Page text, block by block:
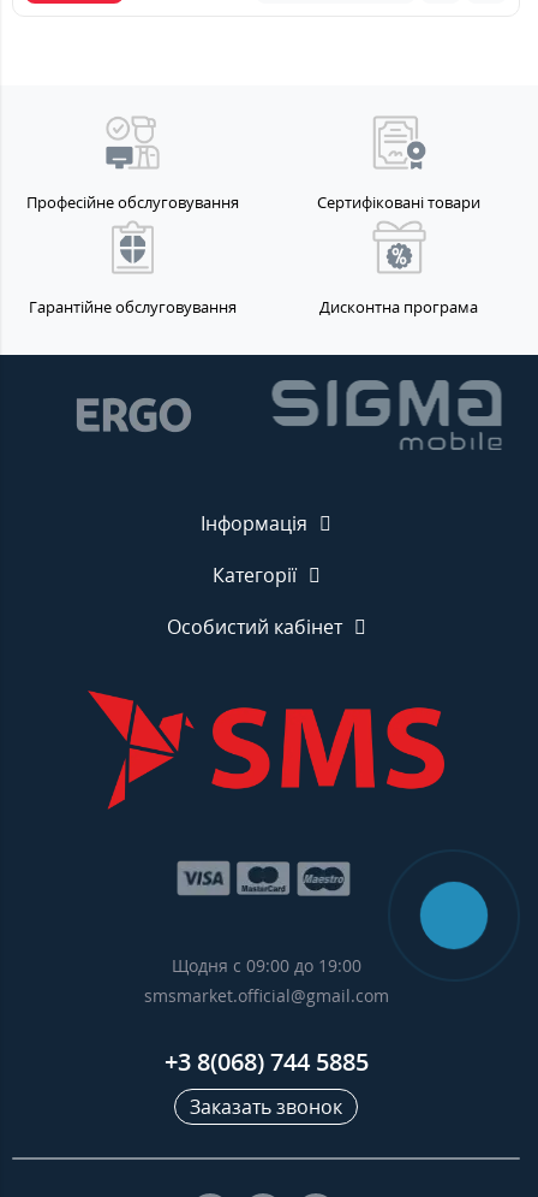
Професійне обслуговування Сертифіковані товари
Гарантійне обслуговування Дисконтна програма
Інформація
Категорії
Особистий кабінет
Щодня с 09:00 до 19:00
smsmarket.official@gmail.com
+3 8(068) 744 5885
Заказать звонок